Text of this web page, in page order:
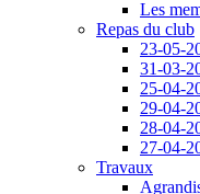
Les
Repas du club
23-05-
31-03-
25-04-
29-04-
28-04-
27-04-
Travaux